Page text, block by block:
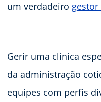
um verdadeiro gestor
Gerir uma clínica
da administração
equipes com perfis